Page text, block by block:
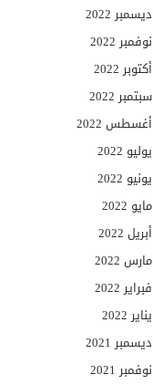
ديسمبر 2022
نوفمبر 2022
أكتوبر 2022
سبتمبر 2022
أغسطس 2022
يوليو 2022
يونيو 2022
مايو 2022
أبريل 2022
مارس 2022
فبراير 2022
يناير 2022
ديسمبر 2021
نوفمبر 2021